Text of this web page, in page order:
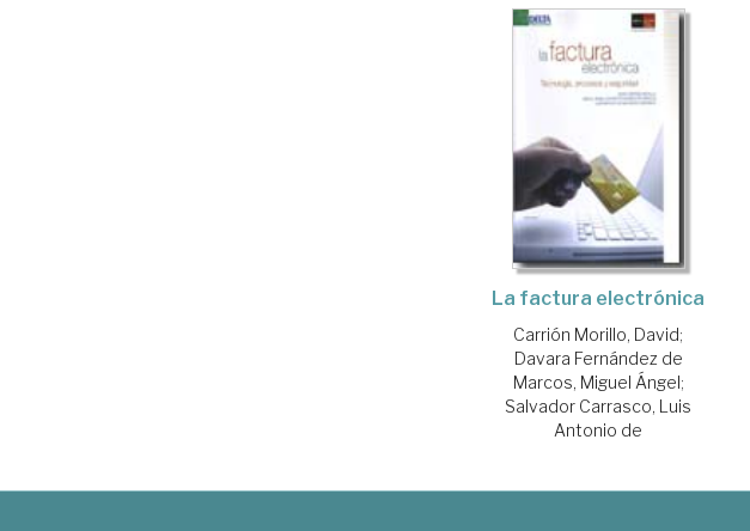
La factura electrónica
Carrión Morillo, David;
Davara Fernández de
Marcos, Miguel Ángel;
Salvador Carrasco, Luis
Antonio de